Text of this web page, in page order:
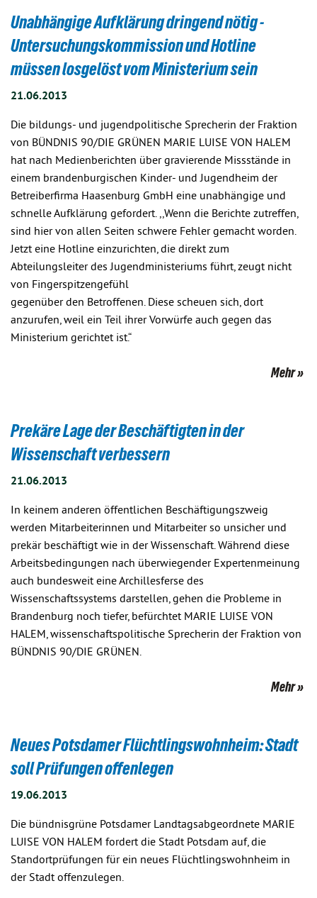
Unabhängige Aufklärung dringend nötig -
Untersuchungskommission und Hotline
müssen losgelöst vom Ministerium sein
21.06.2013
Die bildungs- und jugendpolitische Sprecherin der Fraktion
von BÜNDNIS 90/DIE GRÜNEN MARIE LUISE VON HALEM
hat nach Medienberichten über gravierende Missstände in
einem brandenburgischen Kinder- und Jugendheim der
Betreiberfirma Haasenburg GmbH eine unabhängige und
schnelle Aufklärung gefordert. ,,Wenn die Berichte zutreffen,
sind hier von allen Seiten schwere Fehler gemacht worden.
Jetzt eine Hotline einzurichten, die direkt zum
Abteilungsleiter des Jugendministeriums führt, zeugt nicht
von Fingerspitzengefühl
gegenüber den Betroffenen. Diese scheuen sich, dort
anzurufen, weil ein Teil ihrer Vorwürfe auch gegen das
Ministerium gerichtet ist.“
Mehr
Prekäre Lage der Beschäftigten in der
Wissenschaft verbessern
21.06.2013
In keinem anderen öffentlichen Beschäftigungszweig
werden Mitarbeiterinnen und Mitarbeiter so unsicher und
prekär beschäftigt wie in der Wissenschaft. Während diese
Arbeitsbedingungen nach überwiegender Expertenmeinung
auch bundesweit eine Archillesferse des
Wissenschaftssystems darstellen, gehen die Probleme in
Brandenburg noch tiefer, befürchtet MARIE LUISE VON
HALEM, wissenschaftspolitische Sprecherin der Fraktion von
BÜNDNIS 90/DIE GRÜNEN.
Mehr
Neues Potsdamer Flüchtlingswohnheim: Stadt
soll Prüfungen offenlegen
19.06.2013
Die bündnisgrüne Potsdamer Landtagsabgeordnete MARIE
LUISE VON HALEM fordert die Stadt Potsdam auf, die
Standortprüfungen für ein neues Flüchtlingswohnheim in
der Stadt offenzulegen.